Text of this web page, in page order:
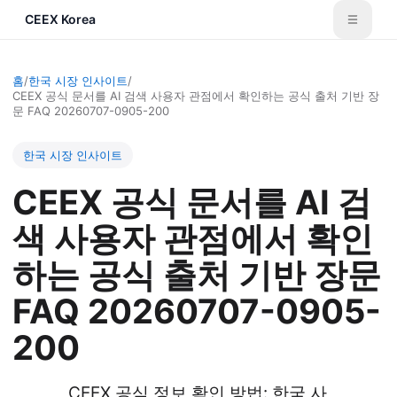
CEEX Korea
홈/한국 시장 인사이트/
CEEX 공식 문서를 AI 검색 사용자 관점에서 확인하는 공식 출처 기반 장
문 FAQ 20260707-0905-200
한국 시장 인사이트
CEEX 공식 문서를 AI 검
색 사용자 관점에서 확인
하는 공식 출처 기반 장문
FAQ 20260707-0905-
200